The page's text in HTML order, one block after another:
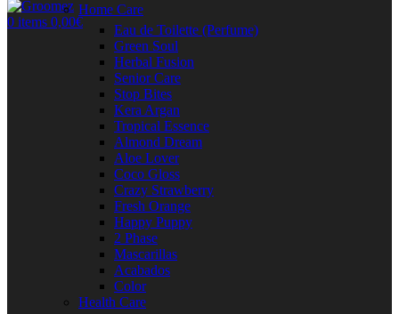
0 items 0,00€
Home Care
Eau de Toilette (Perfume)
Green Soul
Herbal Fusion
Senior Care
Stop Bites
Kera Argan
Tropical Essence
Almond Dream
Aloe Lover
Coco Gloss
Crazy Strawberry
Fresh Orange
Happy Puppy
2 Phase
Mascarillas
Acabados
Color
Health Care